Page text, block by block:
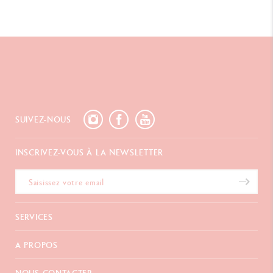
SUIVEZ-NOUS
INSCRIVEZ-VOUS À LA NEWSLETTER
SERVICES
E-Carte Cadeau
A PROPOS
FAQ